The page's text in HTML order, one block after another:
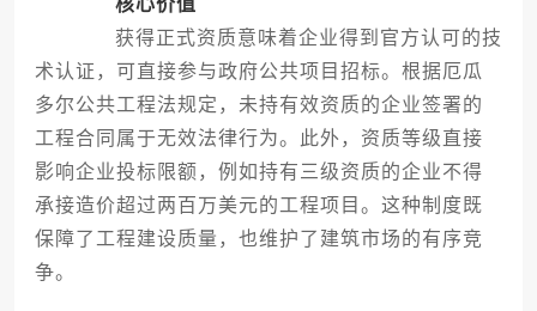
核心价值
获得正式资质意味着企业得到官方认可的技
术认证，可直接参与政府公共项目招标。根据厄瓜
多尔公共工程法规定，未持有效资质的企业签署的
工程合同属于无效法律行为。此外，资质等级直接
影响企业投标限额，例如持有三级资质的企业不得
承接造价超过两百万美元的工程项目。这种制度既
保障了工程建设质量，也维护了建筑市场的有序竞
争。